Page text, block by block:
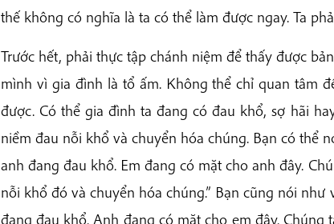
thế không có nghĩa là ta có thể làm được ngay. Ta
Trước hết, phải thực tập chánh niệm để thấy được
mình vì gia đình là tổ ấm. Không thể chỉ quan tâm
được. Có thể gia đình ta đang có đau khổ, sợ hãi
niềm đau nỗi khổ và chuyển hóa chúng. Bạn có thể
anh đang đau khổ. Em đang có mặt cho anh đây.
nỗi khổ đó và chuyển hóa chúng.” Bạn cũng nói
đang đau khổ. Anh đang có mặt cho em đây.